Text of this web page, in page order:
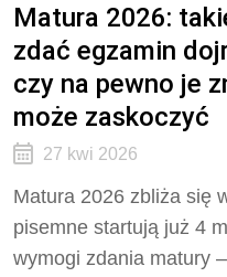
Matura 2026:
zdać egzamin
czy na pewno je
może zaskoczyć
27 kwi 2026
Matura 2026 zbliża się
pisemne startują już 4
wymogi zdania matury